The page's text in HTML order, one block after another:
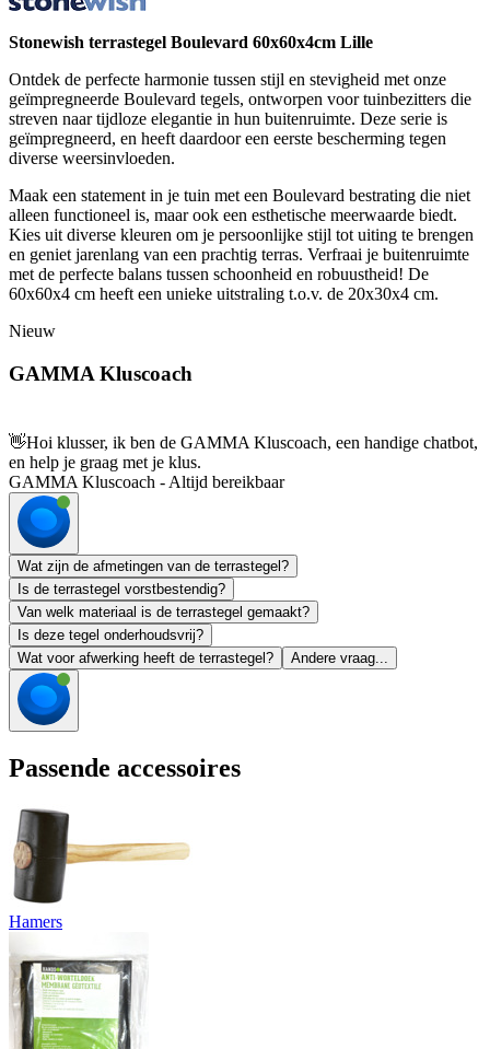
Stonewish terrastegel Boulevard 60x60x4cm Lille
Ontdek de perfecte harmonie tussen stijl en stevigheid met onze
geïmpregneerde Boulevard tegels, ontworpen voor tuinbezitters die
streven naar tijdloze elegantie in hun buitenruimte. Deze serie is
geïmpregneerd, en heeft daardoor een eerste bescherming tegen
diverse weersinvloeden.
Maak een statement in je tuin met een Boulevard bestrating die niet
alleen functioneel is, maar ook een esthetische meerwaarde biedt.
Kies uit diverse kleuren om je persoonlijke stijl tot uiting te brengen
en geniet jarenlang van een prachtig terras. Verfraai je buitenruimte
met de perfecte balans tussen schoonheid en robuustheid! De
60x60x4 cm heeft een unieke uitstraling t.o.v. de 20x30x4 cm.
Nieuw
GAMMA Kluscoach
👋Hoi klusser, ik ben de GAMMA Kluscoach, een handige chatbot,
en help je graag met je klus.
GAMMA Kluscoach - Altijd bereikbaar
Wat zijn de afmetingen van de terrastegel?
Is de terrastegel vorstbestendig?
Van welk materiaal is de terrastegel gemaakt?
Is deze tegel onderhoudsvrij?
Wat voor afwerking heeft de terrastegel?
Andere vraag...
Passende accessoires
Hamers